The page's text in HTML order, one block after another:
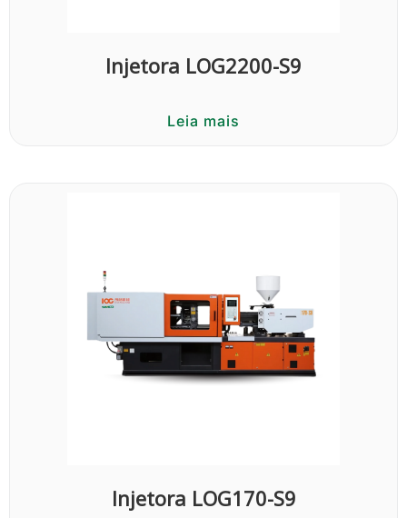
Injetora LOG2200-S9
Leia mais
Injetora LOG170-S9